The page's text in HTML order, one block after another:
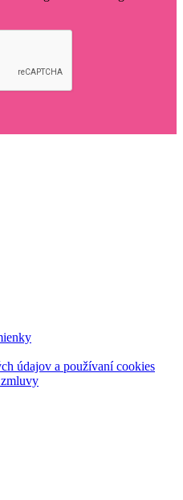
údajov a používaní cookies